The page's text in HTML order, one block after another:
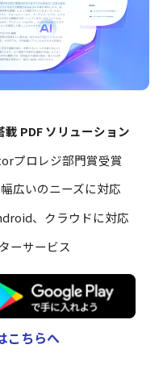
PDF ソリューション
プロレジ部門賞受賞
広いのニーズに対応
、クラウドに対応
ーサービス
こちらへ